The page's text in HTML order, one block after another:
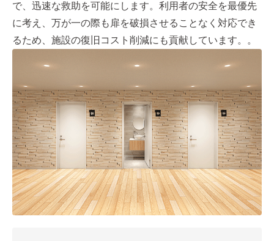
で、迅速な救助を可能にします。利用者の安全を最優先
に考え、万が一の際も扉を破損させることなく対応でき
るため、施設の復旧コスト削減にも貢献しています。。